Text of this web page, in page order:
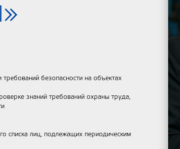
безопасности на объектах
знаний требований охраны труда,
списка лиц, подлежащих периодическим